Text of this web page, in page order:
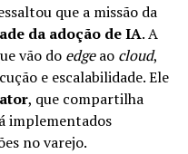
que a missão da
da adoção de IA. A
vão do edgeao cloud,
e escalabilidade. Ele
, que compartilha
implementados
no varejo.